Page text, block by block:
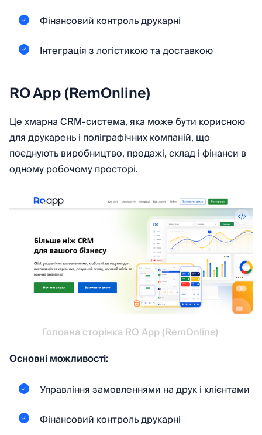
Фінансовий контроль друкарні
Інтеграція з логістикою та доставкою
RO App (RemOnline)
Це хмарна CRM-система, яка може бути корисною
для друкарень і поліграфічних компаній, що
поєднують виробництво, продажі, склад і фінанси в
одному робочому просторі.
Головна сторінка RO App (RemOnline)
Основні можливості:
Управління замовленнями на друк і клієнтами
Фінансовий контроль друкарні